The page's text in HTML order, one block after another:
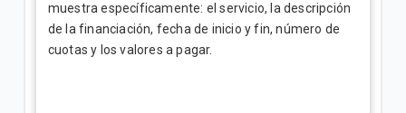
muestra específicamente: el servicio, la descripción
de la financiación, fecha de inicio y fin, número de
cuotas y los valores a pagar.